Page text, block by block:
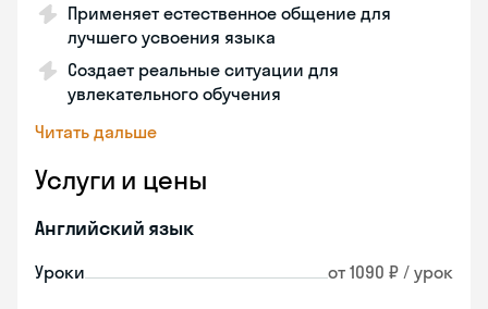
Применяет естественное общение для
лучшего усвоения языка
Создает реальные ситуации для
увлекательного обучения
Читать дальше
Услуги и цены
Английский язык
Уроки от 1090 ₽ / урок